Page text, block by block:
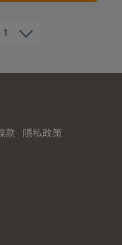
1
款
隱私政策